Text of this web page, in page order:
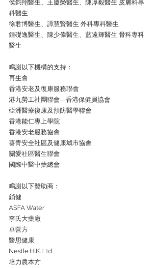
侯鈞翔醫生、王慶榮醫生、陳厚毅醫生 皮膚科專
科醫生
徐君博醫生、譚慧賢醫生 外科專科醫生
鍾礎逸醫生、陳少偉醫生、藍遠輝醫生 骨科專科
醫生
鳴謝以下機構的支持：
再生會
香港安老及復康服務聯會
港九勞工社團聯會—香港保健員協會
亞洲醫療復康及預防醫學聯會
香港能仁專上學院
香港安老服務協會
葵青安全社區及健康城市協會
關愛社區醫生聯會
國際中醫中藥總會
鳴謝以下贊助商：
鎖健
ASFA Water
李氏大藥廠
卓營方
醫思健康
Nestle H.K. Ltd
培力農本方